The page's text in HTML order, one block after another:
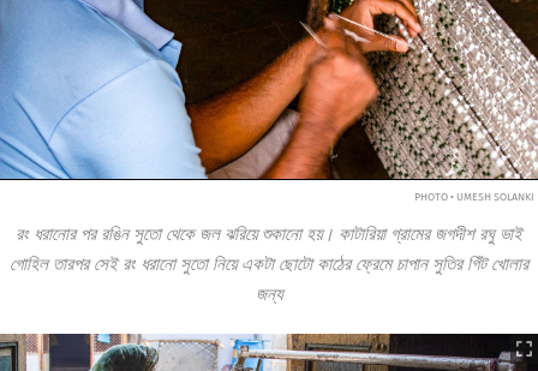
PHOTO • UMESH SOLANKI
রং ধরানোর পর রঙিন সুতো থেকে জল ঝরিয়ে শুকানো হয়। কাটারিয়া গ্রামের জগদীশ রঘু ভাই
গোহিল তারপর সেই রং ধরানো সুতো নিয়ে একটা ছোটো কাঠের ফ্রেমে চাপান সুতির গিঁট খোলার
জন্য